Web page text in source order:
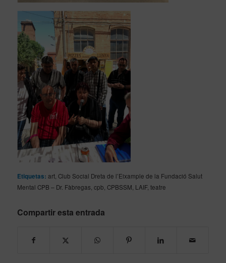
Etiquetas: art, Club Social Dreta de l’Eixample de la Fundació Salut
Mental CPB – Dr. Fàbregas cpb CPBSSM LAIF, teatre
Compartir esta entrada